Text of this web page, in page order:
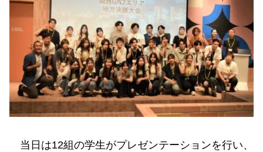
当日は12組の学生がプレゼンテーションを行い、